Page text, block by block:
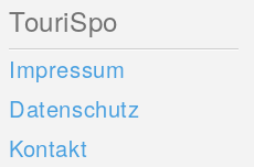
TouriSpo
Impressum
Datenschutz
Kontakt